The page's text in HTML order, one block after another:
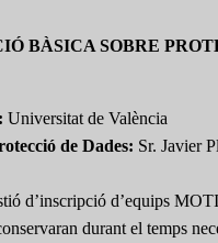
BÀSICA SOBRE
Universitat de València
de Dades: Sr. Javier
d’inscripció d’equips
durant el temps